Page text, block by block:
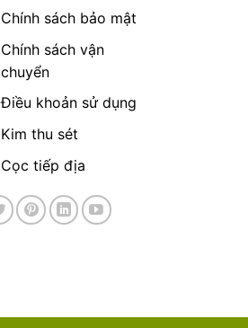
Chính sách bảo mật
Chính sách vận
chuyển
Điều khoản sử dụng
Kim thu sét
Cọc tiếp địa